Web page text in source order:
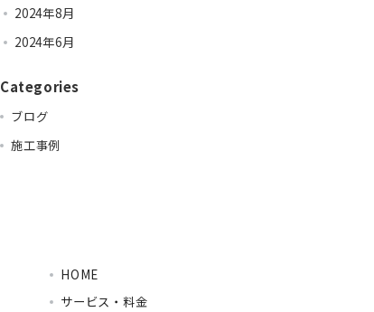
2024年8月
2024年6月
Categories
ブログ
施工事例
HOME
サービス・料金